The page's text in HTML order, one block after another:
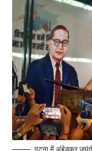
पटना में अंबेडकर जयंती